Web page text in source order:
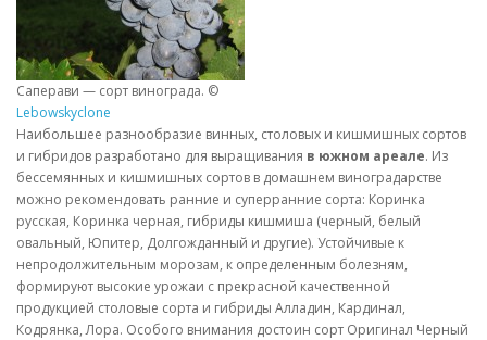
Саперави — сорт винограда. ©
Lebowskyclone
Наибольшее разнообразие винных, столовых и кишмишных сортов
и гибридов разработано для выращивания в южном ареале. Из
бессемянных и кишмишных сортов в домашнем виноградарстве
можно рекомендовать ранние и суперранние сорта: Коринка
русская, Коринка черная, гибриды кишмиша (черный, белый
овальный, Юпитер, Долгожданный и другие). Устойчивые к
непродолжительным морозам, к определенным болезням,
формируют высокие урожаи с прекрасной качественной
продукцией столовые сорта и гибриды Алладин, Кардинал,
Кодрянка, Лора. Особого внимания достоин сорт Оригинал Черный